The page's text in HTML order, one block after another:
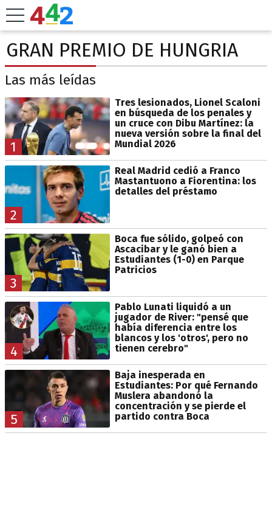
GRAN PREMIO DE HUNGRIA
Las más leídas
1
Tres lesionados, Lionel Scaloni
en búsqueda de los penales y
un cruce con Dibu Martínez: la
nueva versión sobre la final del
Mundial 2026
2
Real Madrid cedió a Franco
Mastantuono a Fiorentina: los
detalles del préstamo
3
Boca fue sólido, golpeó con
Ascacibar y le ganó bien a
Estudiantes (1-0) en Parque
Patricios
4
Pablo Lunati liquidó a un
jugador de River: "pensé que
había diferencia entre los
blancos y los 'otros', pero no
tienen cerebro"
5
Baja inesperada en
Estudiantes: Por qué Fernando
Muslera abandonó la
concentración y se pierde el
partido contra Boca